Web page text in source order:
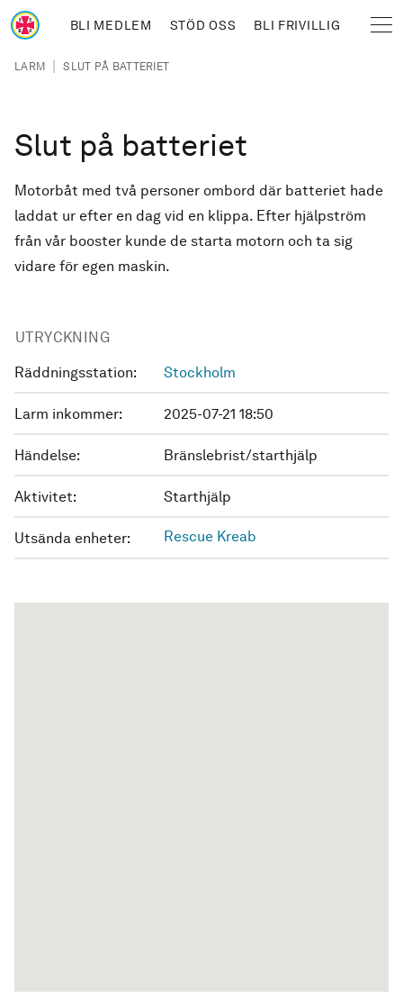
Hoppa till huvudinnehåll
BLI MEDLEM STÖD OSS BLI FRIVILLIG
Länkstig
LARM | SLUT PÅ BATTERIET
Slut på batteriet
Motorbåt med två personer ombord där batteriet hade
laddat ur efter en dag vid en klippa. Efter hjälpström
från vår booster kunde de starta motorn och ta sig
vidare för egen maskin.
UTRYCKNING
Räddningsstation: Stockholm
Larm inkommer: 2025-07-21 18:50
Händelse: Bränslebrist/starthjälp
Aktivitet: Starthjälp
Utsända enheter: Rescue Kreab